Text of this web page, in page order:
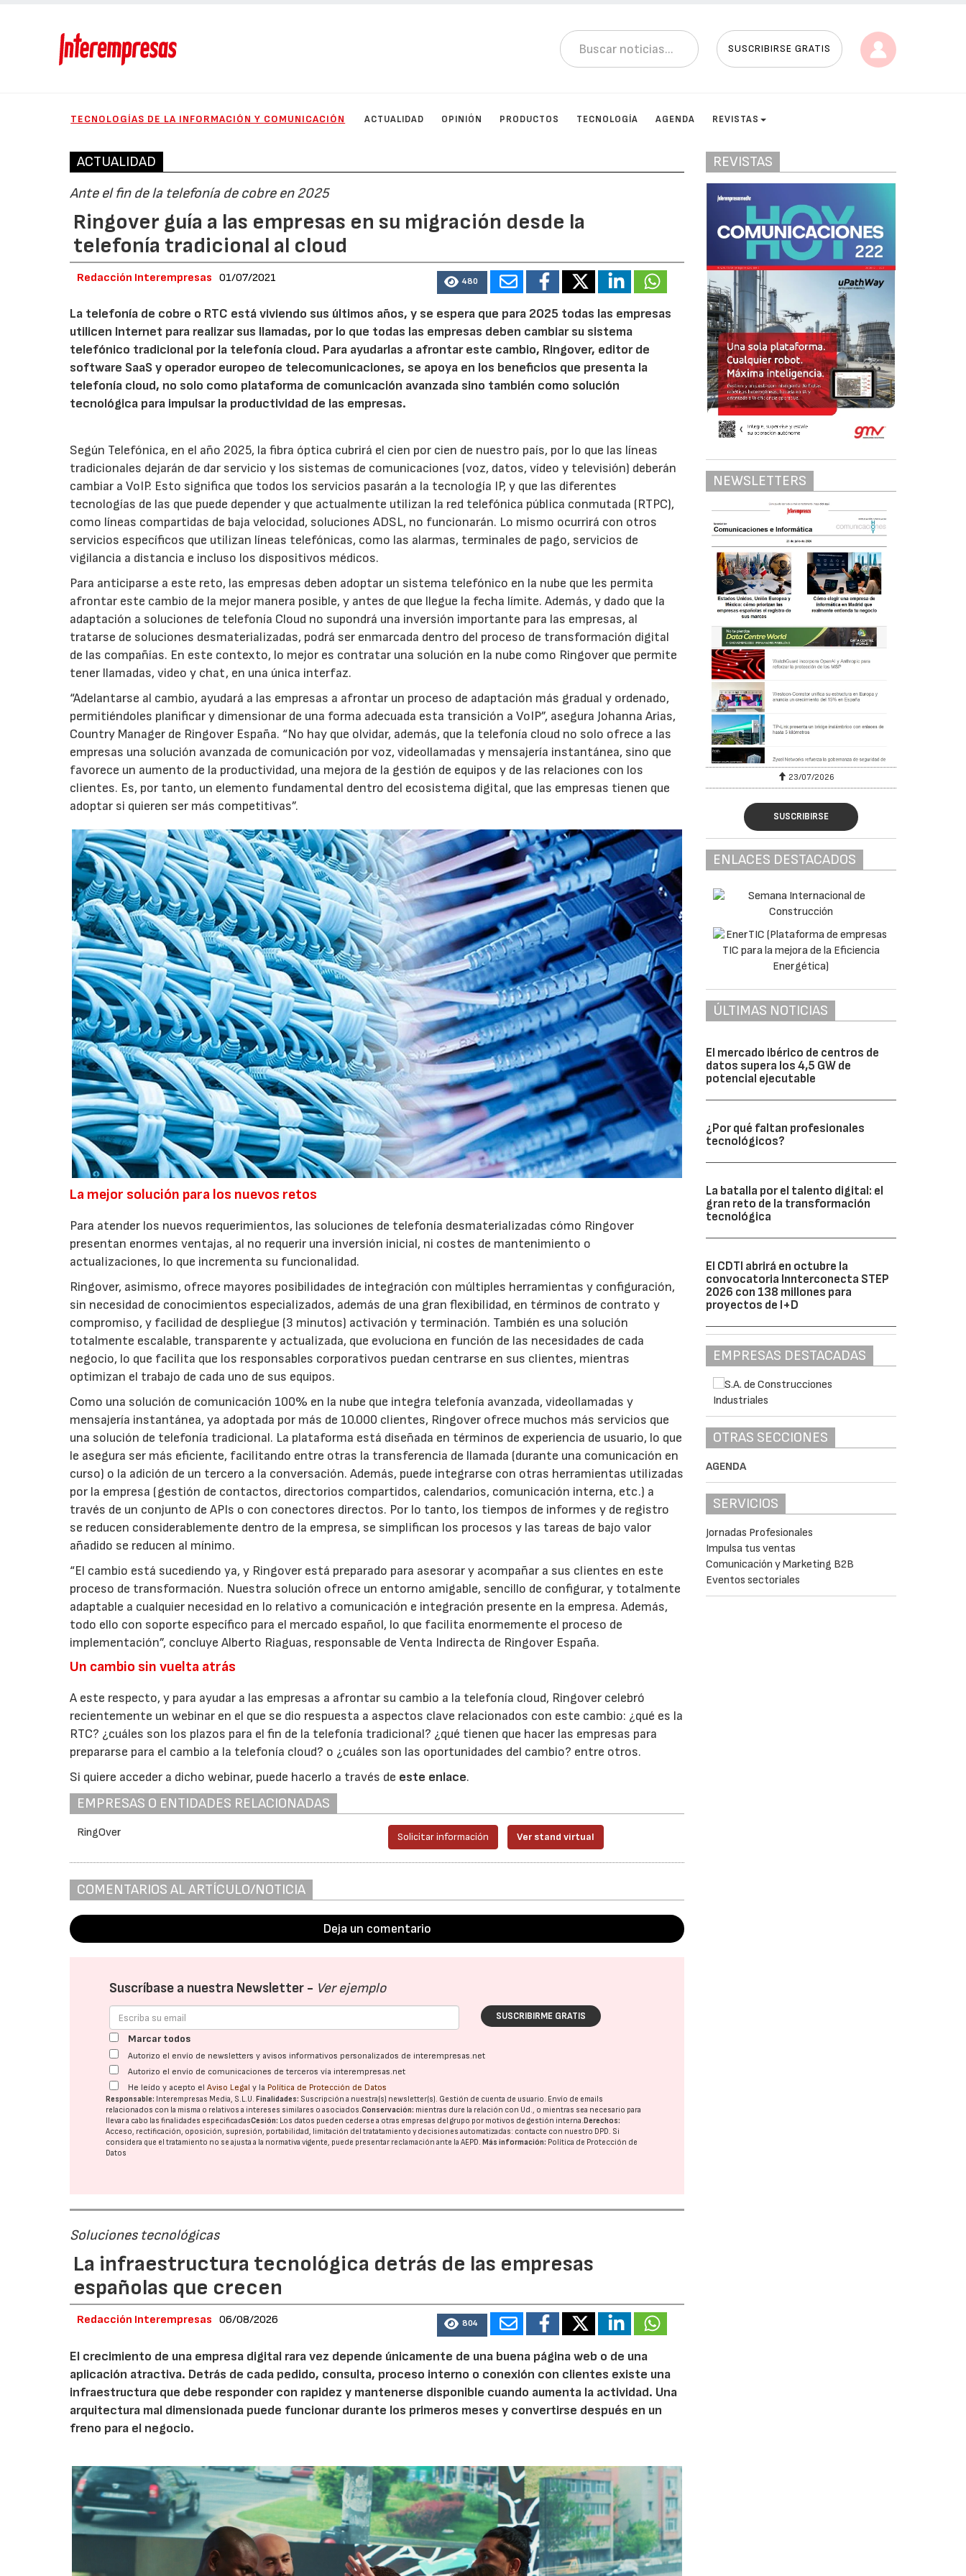
SUSCRIBIRSE GRATIS
TECNOLOGÍAS DE LA INFORMACIÓN Y COMUNICACIÓN ACTUALIDAD OPINIÓN PRODUCTOS TECNOLOGÍA AGENDA REVISTAS
ACTUALIDAD
Ante el fin de la telefonía de cobre en 2025
Ringover guía a las empresas en su migración desde la
telefonía tradicional al cloud
Redacción Interempresas 01/07/2021 480
La telefonía de cobre o RTC está viviendo sus últimos años, y se espera que para 2025 todas las empresas
utilicen Internet para realizar sus llamadas, por lo que todas las empresas deben cambiar su sistema
telefónico tradicional por la telefonía cloud. Para ayudarlas a afrontar este cambio, Ringover, editor de
software SaaS y operador europeo de telecomunicaciones, se apoya en los beneficios que presenta la
telefonía cloud, no solo como plataforma de comunicación avanzada sino también como solución
tecnológica para impulsar la productividad de las empresas.
Según Telefónica, en el año 2025, la fibra óptica cubrirá el cien por cien de nuestro país, por lo que las líneas
tradicionales dejarán de dar servicio y los sistemas de comunicaciones (voz, datos, vídeo y televisión) deberán
cambiar a VoIP. Esto significa que todos los servicios pasarán a la tecnología IP, y que las diferentes
tecnologías de las que puede depender y que actualmente utilizan la red telefónica pública conmutada (RTPC),
como líneas compartidas de baja velocidad, soluciones ADSL, no funcionarán. Lo mismo ocurrirá con otros
servicios específicos que utilizan líneas telefónicas, como las alarmas, terminales de pago, servicios de
vigilancia a distancia e incluso los dispositivos médicos.
Para anticiparse a este reto, las empresas deben adoptar un sistema telefónico en la nube que les permita
afrontar este cambio de la mejor manera posible, y antes de que llegue la fecha límite. Además, y dado que la
adaptación a soluciones de telefonía Cloud no supondrá una inversión importante para las empresas, al
tratarse de soluciones desmaterializadas, podrá ser enmarcada dentro del proceso de transformación digital
de las compañías. En este contexto, lo mejor es contratar una solución en la nube como Ringover que permite
tener llamadas, video y chat, en una única interfaz.
“Adelantarse al cambio, ayudará a las empresas a afrontar un proceso de adaptación más gradual y ordenado,
permitiéndoles planificar y dimensionar de una forma adecuada esta transición a VoIP”, asegura Johanna Arias,
Country Manager de Ringover España. “No hay que olvidar, además, que la telefonía cloud no solo ofrece a las
empresas una solución avanzada de comunicación por voz, videollamadas y mensajería instantánea, sino que
favorece un aumento de la productividad, una mejora de la gestión de equipos y de las relaciones con los
clientes. Es, por tanto, un elemento fundamental dentro del ecosistema digital, que las empresas tienen que
adoptar si quieren ser más competitivas”.
La mejor solución para los nuevos retos
Para atender los nuevos requerimientos, las soluciones de telefonía desmaterializadas cómo Ringover
presentan enormes ventajas, al no requerir una inversión inicial, ni costes de mantenimiento o
actualizaciones, lo que incrementa su funcionalidad.
Ringover, asimismo, ofrece mayores posibilidades de integración con múltiples herramientas y configuración,
sin necesidad de conocimientos especializados, además de una gran flexibilidad, en términos de contrato y
compromiso, y facilidad de despliegue (3 minutos) activación y terminación. También es una solución
totalmente escalable, transparente y actualizada, que evoluciona en función de las necesidades de cada
negocio, lo que facilita que los responsables corporativos puedan centrarse en sus clientes, mientras
optimizan el trabajo de cada uno de sus equipos.
Como una solución de comunicación 100% en la nube que integra telefonía avanzada, videollamadas y
mensajería instantánea, ya adoptada por más de 10.000 clientes, Ringover ofrece muchos más servicios que
una solución de telefonía tradicional. La plataforma está diseñada en términos de experiencia de usuario, lo que
le asegura ser más eficiente, facilitando entre otras la transferencia de llamada (durante una comunicación en
curso) o la adición de un tercero a la conversación. Además, puede integrarse con otras herramientas utilizadas
por la empresa (gestión de contactos, directorios compartidos, calendarios, comunicación interna, etc.) a
través de un conjunto de APIs o con conectores directos. Por lo tanto, los tiempos de informes y de registro
se reducen considerablemente dentro de la empresa, se simplifican los procesos y las tareas de bajo valor
añadido se reducen al mínimo.
“El cambio está sucediendo ya, y Ringover está preparado para asesorar y acompañar a sus clientes en este
proceso de transformación. Nuestra solución ofrece un entorno amigable, sencillo de configurar, y totalmente
adaptable a cualquier necesidad en lo relativo a comunicación e integración presente en la empresa. Además,
todo ello con soporte específico para el mercado español, lo que facilita enormemente el proceso de
implementación”, concluye Alberto Riaguas, responsable de Venta Indirecta de Ringover España.
Un cambio sin vuelta atrás
A este respecto, y para ayudar a las empresas a afrontar su cambio a la telefonía cloud, Ringover celebró
recientemente un webinar en el que se dio respuesta a aspectos clave relacionados con este cambio: ¿qué es la
RTC? ¿cuáles son los plazos para el fin de la telefonía tradicional? ¿qué tienen que hacer las empresas para
prepararse para el cambio a la telefonía cloud? o ¿cuáles son las oportunidades del cambio? entre otros.
Si quiere acceder a dicho webinar, puede hacerlo a través de este enlace.
EMPRESAS O ENTIDADES RELACIONADAS
RingOver Solicitar información Ver stand virtual
COMENTARIOS AL ARTÍCULO/NOTICIA
Deja un comentario
Suscríbase a nuestra Newsletter - Ver ejemplo
SUSCRIBIRME GRATIS
Marcar todos
Autorizo el envío de newsletters y avisos informativos personalizados de interempresas.net
Autorizo el envío de comunicaciones de terceros vía interempresas.net
He leído y acepto elAviso Legal y la Política de Protección de Datos
Responsable: Interempresas Media, S.L.U. Finalidades: Suscripción a nuestra(s) newsletter(s). Gestión de cuenta de usuario. Envío de emails
relacionados con la misma o relativos a intereses similares o asociados.Conservación: mientras dure la relación con Ud., o mientras sea necesario para
llevar a cabo las finalidades especificadasCesión: Los datos pueden cederse a otras empresas del grupo por motivos de gestión interna. Derechos:
Acceso, rectificación, oposición, supresión, portabilidad, limitación del tratatamiento y decisiones automatizadas: contacte con nuestro DPD. Si
considera que el tratamiento no se ajusta a la normativa vigente, puede presentar reclamación ante laAEPD. Más información: Política de Protección de
Datos
Soluciones tecnológicas
La infraestructura tecnológica detrás de las empresas
españolas que crecen
Redacción Interempresas 06/08/2026 804
El crecimiento de una empresa digital rara vez depende únicamente de una buena página web o de una
aplicación atractiva. Detrás de cada pedido, consulta, proceso interno o conexión con clientes existe una
infraestructura que debe responder con rapidez y mantenerse disponible cuando aumenta la actividad. Una
arquitectura mal dimensionada puede funcionar durante los primeros meses y convertirse después en un
freno para el negocio.
REVISTAS
NEWSLETTERS
23/07/2026 30/07/2026 23/07/2026
SUSCRIBIRSE
ENLACES DESTACADOS
ÚLTIMAS NOTICIAS
El mercado ibérico de centros de
datos supera los 4,5 GW de
potencial ejecutable
¿Por qué faltan profesionales
tecnológicos?
La batalla por el talento digital: el
gran reto de la transformación
tecnológica
El CDTI abrirá en octubre la
convocatoria Innterconecta STEP
2026 con 138 millones para
proyectos de I+D
EMPRESAS DESTACADAS
OTRAS SECCIONES
AGENDA
SERVICIOS
Jornadas Profesionales
Impulsa tus ventas
Comunicación y Marketing B2B
Eventos sectoriales